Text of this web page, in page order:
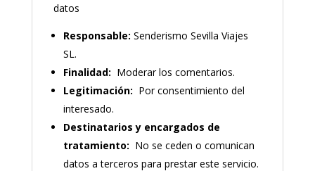
datos
Responsable: Senderismo Sevilla Viajes
SL.
Finalidad: Moderar los comentarios.
Legitimación: Por consentimiento del
interesado.
Destinatarios y encargados de
tratamiento: No se ceden o comunican
datos a terceros para prestar este servicio.